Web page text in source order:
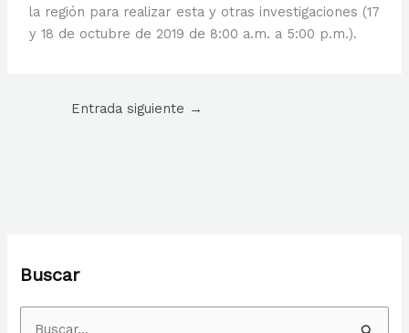
la región para realizar esta y otras investigaciones (17
y 18 de octubre de 2019 de 8:00 a.m. a 5:00 p.m.).
Entrada siguiente →
Buscar